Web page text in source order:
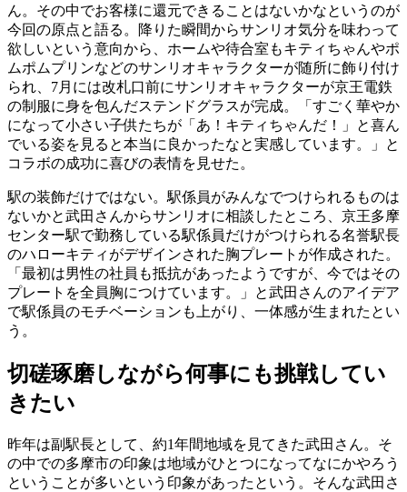
ん。その中でお客様に還元できることはないかなというのが
今回の原点と語る。降りた瞬間からサンリオ気分を味わって
欲しいという意向から、ホームや待合室もキティちゃんやポ
ムポムプリンなどのサンリオキャラクターが随所に飾り付け
られ、7月には改札口前にサンリオキャラクターが京王電鉄
の制服に身を包んだステンドグラスが完成。「すごく華やか
になって小さい子供たちが「あ！キティちゃんだ！」と喜ん
でいる姿を見ると本当に良かったなと実感しています。」と
コラボの成功に喜びの表情を見せた。
駅の装飾だけではない。駅係員がみんなでつけられるものは
ないかと武田さんからサンリオに相談したところ、京王多摩
センター駅で勤務している駅係員だけがつけられる名誉駅長
のハローキティがデザインされた胸プレートが作成された。
「最初は男性の社員も抵抗があったようですが、今ではその
プレートを全員胸につけています。」と武田さんのアイデア
で駅係員のモチベーションも上がり、一体感が生まれたとい
う。
切磋琢磨しながら何事にも挑戦してい
きたい
昨年は副駅長として、約1年間地域を見てきた武田さん。そ
の中での多摩市の印象は地域がひとつになってなにかやろう
ということが多いという印象があったという。そんな武田さ